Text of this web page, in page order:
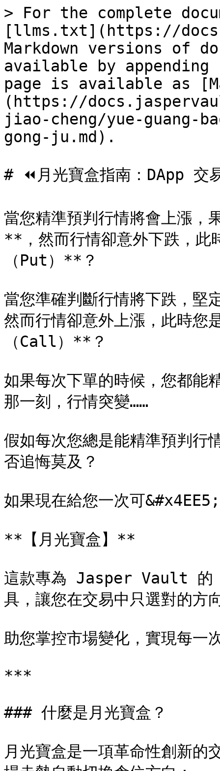
> For the complete
[llms.txt](https://
Markdown versions of
available by
page is available as
(https://
jiao-cheng/yue-guang-
gong-ju.md).
# ⏪月光寶盒指南：DApp 交
當您精準預判行情將會上漲
**，然而行情卻意外下跌，
（Put）**？
當您準確判斷行情將下跌，
然而行情卻意外上漲，此時
（Call）**？
如果每次下單的時候，您都能
那一刻，行情突變……
假如每次您總是能精準預判行
否追悔莫及？
如果現在給您一次可
**【月光寶盒】**
這款專為 Jasper Vault 的
具，讓您在交易中只選對的方
助您掌控市場變化，實現每一
***
### 什麼是月光寶盒？
月光寶盒是一項革命性創新的